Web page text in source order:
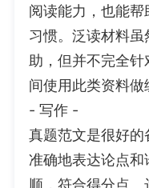
阅读能力，也能
习惯。泛读材料
助，但并不完全
间使用此类资料做
- 写作 -
真题范文是很好
准确地表达论点和